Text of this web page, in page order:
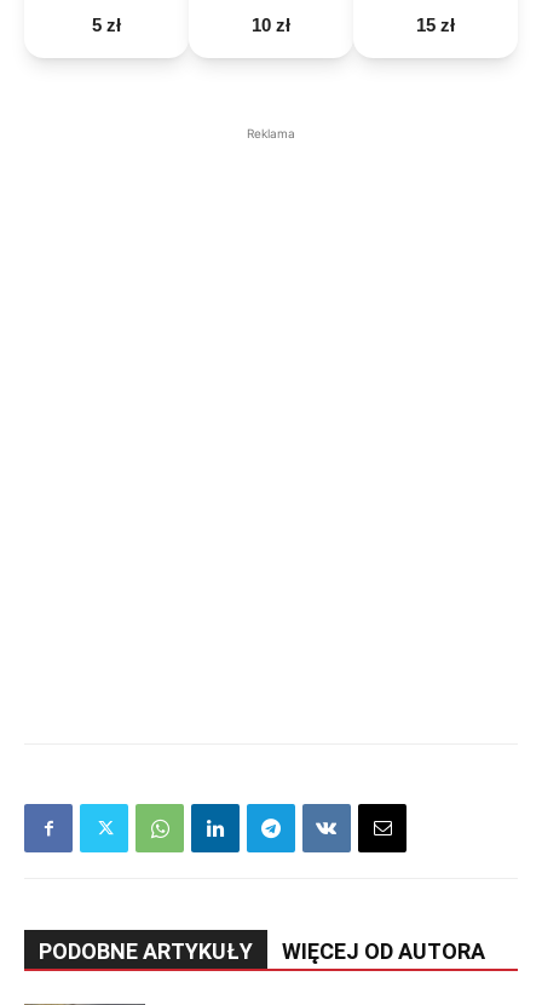
5 zł 10 zł 15 zł
Reklama
PODOBNE ARTYKUŁY WIĘCEJ OD AUTORA